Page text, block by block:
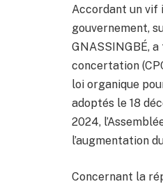
Accordant un vif
gouvernement,
GNASSINGBÉ,
concertation
loi organique
adoptés le 18
2024,
l’augmentation
Concernant la